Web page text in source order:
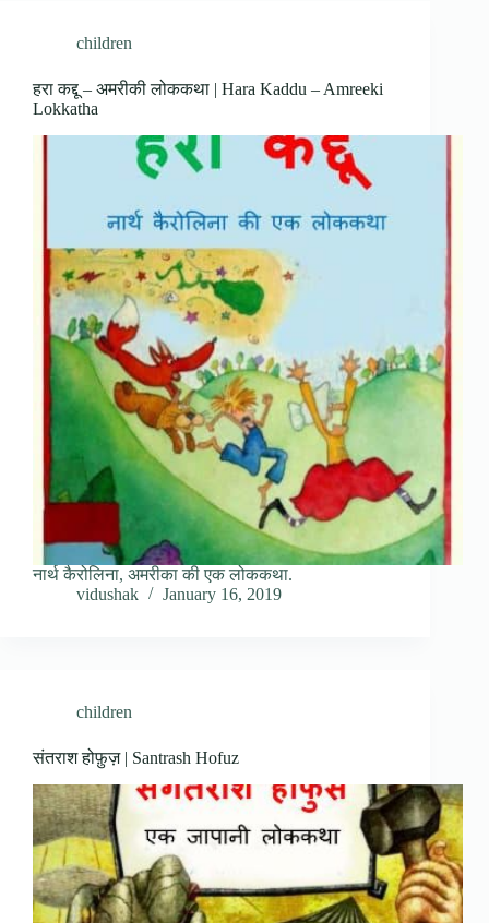
children
हरा कद्दू – अमरीकी लोककथा | Hara Kaddu – Amreeki
Lokkatha
नार्थ कैरोलिना, अमरीका की एक लोककथा.
vidushak
January 16, 2019
children
संतराश होफ़ुज़ | Santrash Hofuz